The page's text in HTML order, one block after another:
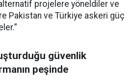
projelere yöneldiler ve
Pakistan ve Türkiye askeri güç
güvenlik
peşinde